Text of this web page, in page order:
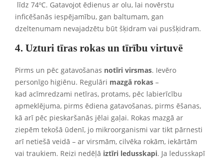
līdz 74ºC. Gatavojot ēdienus ar olu, lai novērstu
inficēšanās iespējamību, gan baltumam, gan
dzeltenumam nevajadzētu būt šķidram vai pusšķidram.
4. Uzturi tīras rokas un tīrību virtuvē
Pirms un pēc gatavošanas notīri virsmas. Ievēro
personīgo higiēnu. Regulāri mazgā rokas –
kad acīmredzami netīras, protams, pēc labierīcību
apmeklējuma, pirms ēdiena gatavošanas, pirms ēšanas,
kā arī pēc pieskaršanās jēlai gaļai. Rokas mazgā ar
ziepēm tekošā ūdenī, jo mikroorganismi var tikt pārnesti
arī netiešā veidā – ar virsmām, cilvēka rokām, iekārtām
vai traukiem. Reizi nedēļā iztīri ledusskapi. Ja ledusskapī